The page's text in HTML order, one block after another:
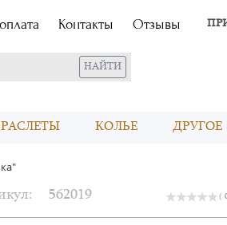
Контакты Отзывы
КОЛЬЕ ДРУГОЕ
562019 (